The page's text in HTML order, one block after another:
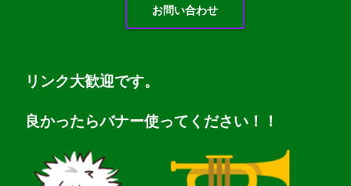
お問い合わせ
リンク大歓迎です。
良かったらバナー使ってください！！